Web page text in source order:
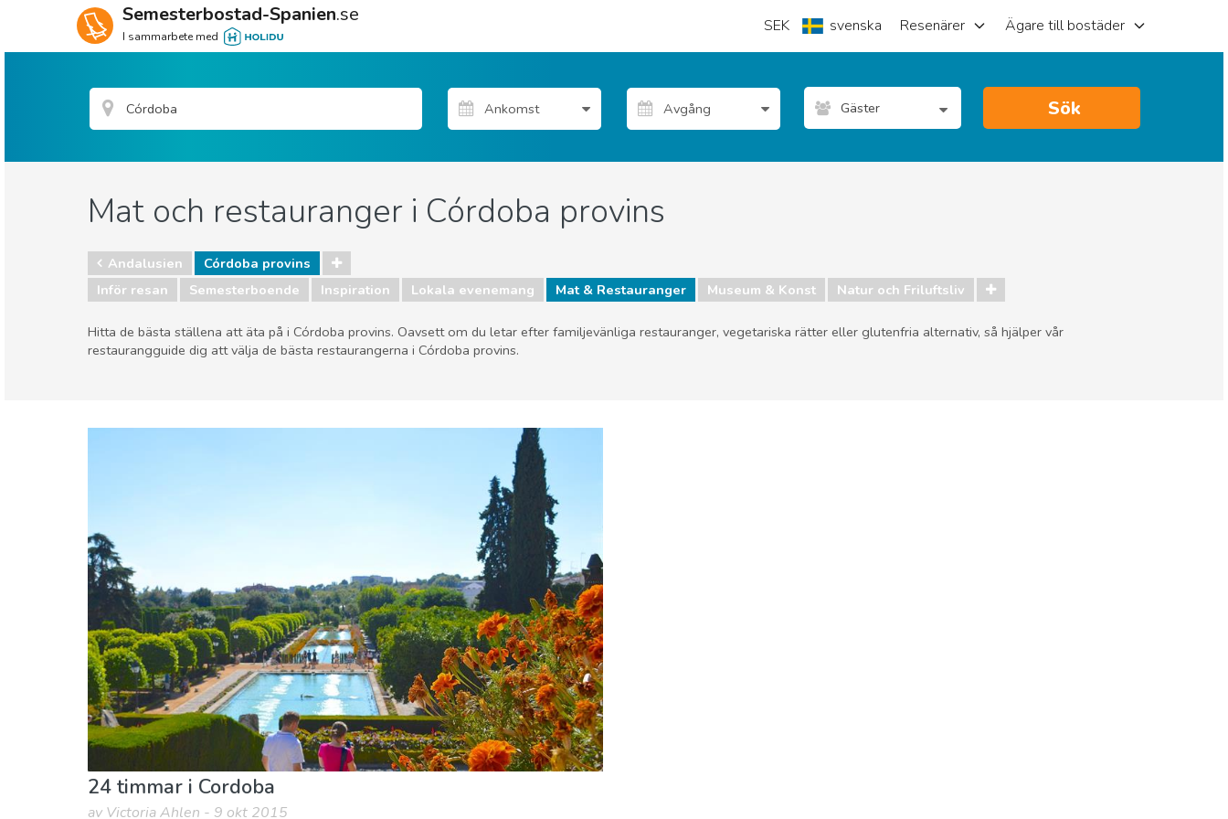
Semesterbostad-Spanien.se
I sammarbete med
SEK svenska Resenärer Ägare till bostäder
Gäster Sök
Mat och restauranger i Córdoba provins
Andalusien
Córdoba provins
Inför resan
Semesterboende Inspiration Lokala evenemang Mat & Restauranger Museum & Konst Natur och Friluftsliv
Hitta de bästa ställena att äta på i Córdoba provins. Oavsett om du letar efter familjevänliga restauranger, vegetariska rätter eller glutenfria alternativ, så hjälper vår
restaurangguide dig att välja de bästa restaurangerna i Córdoba provins.
Natur och Friluftsliv
24 timmar i Cordoba
av Victoria Ahlen - 9 okt 2015